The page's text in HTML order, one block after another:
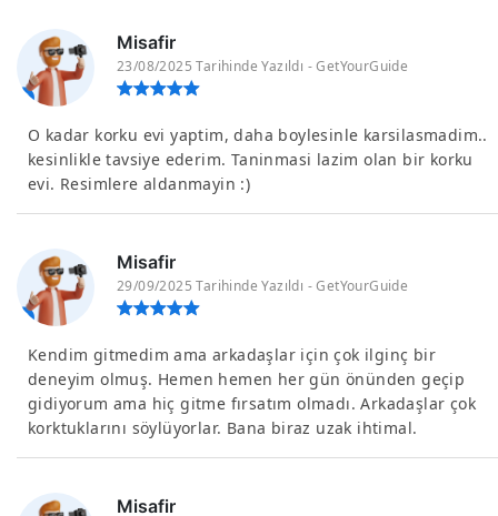
Misafir
23/08/2025 Tarihinde Yazıldı - GetYourGuide
O kadar korku evi yaptim, daha boylesinle karsilasmadim..
kesinlikle tavsiye ederim. Taninmasi lazim olan bir korku
evi. Resimlere aldanmayin :)
Misafir
29/09/2025 Tarihinde Yazıldı - GetYourGuide
Kendim gitmedim ama arkadaşlar için çok ilginç bir
deneyim olmuş. Hemen hemen her gün önünden geçip
gidiyorum ama hiç gitme fırsatım olmadı. Arkadaşlar çok
korktuklarını söylüyorlar. Bana biraz uzak ihtimal.
Misafir